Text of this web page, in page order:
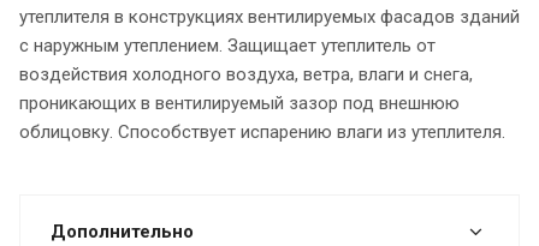
утеплителя в конструкциях вентилируемых фасадов зданий
с наружным утеплением. Защищает утеплитель от
воздействия холодного воздуха, ветра, влаги и снега,
проникающих в вентилируемый зазор под внешнюю
облицовку. Способствует испарению влаги из утеплителя.
Дополнительно